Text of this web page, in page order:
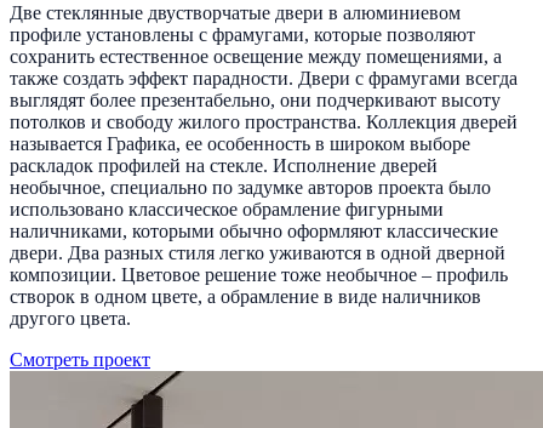
Две стеклянные двустворчатые двери в алюминиевом
профиле установлены с фрамугами, которые позволяют
сохранить естественное освещение между помещениями, а
также создать эффект парадности. Двери с фрамугами всегда
выглядят более презентабельно, они подчеркивают высоту
потолков и свободу жилого пространства. Коллекция дверей
называется Графика, ее особенность в широком выборе
раскладок профилей на стекле. Исполнение дверей
необычное, специально по задумке авторов проекта было
использовано классическое обрамление фигурными
наличниками, которыми обычно оформляют классические
двери. Два разных стиля легко уживаются в одной дверной
композиции. Цветовое решение тоже необычное – профиль
створок в одном цвете, а обрамление в виде наличников
другого цвета.
Смотреть проект